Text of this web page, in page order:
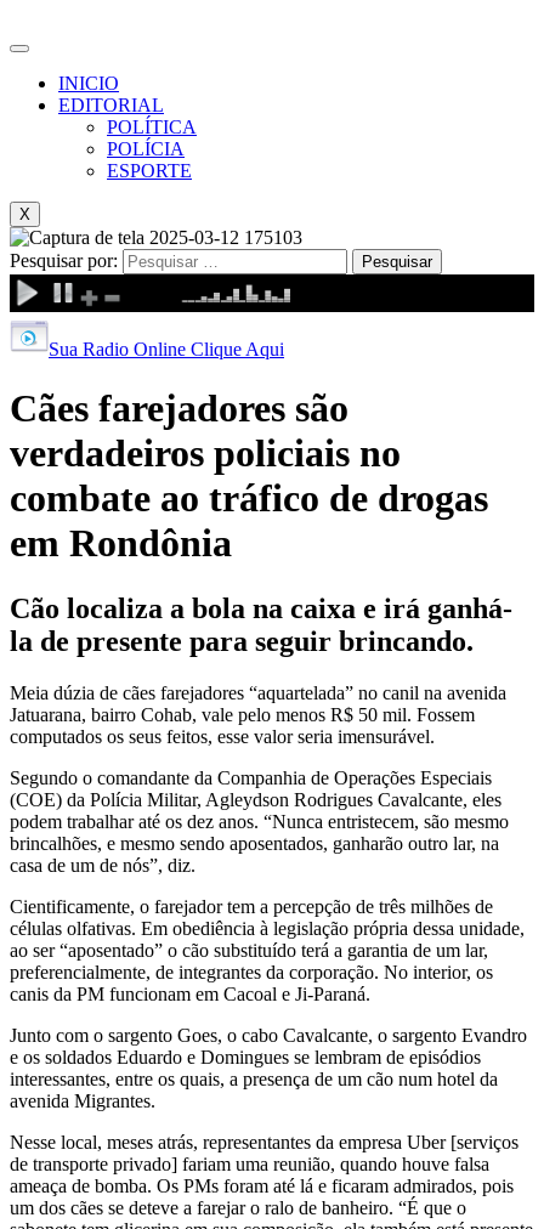
INICIO
EDITORIAL
POLÍTICA
POLÍCIA
ESPORTE
X
Pesquisar por:
Sua Radio Online Clique Aqui
Cães farejadores são
verdadeiros policiais no
combate ao tráfico de drogas
em Rondônia
Cão localiza a bola na caixa e irá ganhá-
la de presente para seguir brincando.
Meia dúzia de cães farejadores “aquartelada” no canil na avenida
Jatuarana, bairro Cohab, vale pelo menos R$ 50 mil. Fossem
computados os seus feitos, esse valor seria imensurável.
Segundo o comandante da Companhia de Operações Especiais
(COE) da Polícia Militar, Agleydson Rodrigues Cavalcante, eles
podem trabalhar até os dez anos. “Nunca entristecem, são mesmo
brincalhões, e mesmo sendo aposentados, ganharão outro lar, na
casa de um de nós”, diz.
Cientificamente, o farejador tem a percepção de três milhões de
células olfativas. Em obediência à legislação própria dessa unidade,
ao ser “aposentado” o cão substituído terá a garantia de um lar,
preferencialmente, de integrantes da corporação. No interior, os
canis da PM funcionam em Cacoal e Ji-Paraná.
Junto com o sargento Goes, o cabo Cavalcante, o sargento Evandro
e os soldados Eduardo e Domingues se lembram de episódios
interessantes, entre os quais, a presença de um cão num hotel da
avenida Migrantes.
Nesse local, meses atrás, representantes da empresa Uber [serviços
de transporte privado] fariam uma reunião, quando houve falsa
ameaça de bomba. Os PMs foram até lá e ficaram admirados, pois
um dos cães se deteve a farejar o ralo de banheiro. “É que o